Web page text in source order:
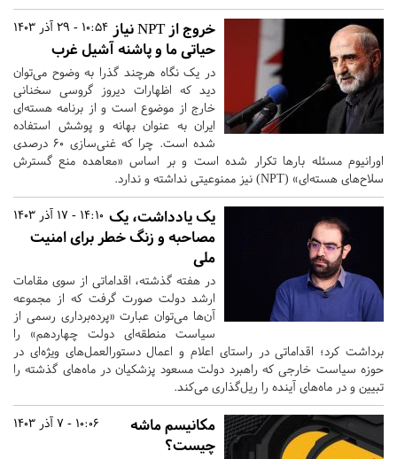
10:54 - 29 آذر 1403 خروج از NPT نیاز
حیاتی ما و پاشنه آشیل غرب
در یک نگاه هرچند گذرا به وضوح می‌توان
دید که اظهارات دیروز گروسی سخنانی
خارج از موضوع است و از برنامه هسته‌ای
ایران به عنوان بهانه و پوشش استفاده
شده است. چرا که غنی‌سازی ۶۰ درصدی
اورانیوم مسئله بارها تکرار شده است و بر اساس «‌معاهده منع گسترش
سلاح‌های هسته‌ای» (NPT‌) نیز ممنوعیتی نداشته و ندارد.
14:10 - 17 آذر 1403 یک یادداشت، یک
مصاحبه و زنگ خطر برای امنیت
ملی
در هفته گذشته، اقداماتی از سوی مقامات
ارشد دولت صورت گرفت که از مجموعه
آن‌ها می‌توان عبارت «پرده‌برداری رسمی از
سیاست منطقه‌ای دولت چهاردهم» را
برداشت کرد؛ اقداماتی در راستای اعلام و اعمال دستورالعمل‌های ویژه‌ای در
حوزه سیاست خارجی که راهبرد دولت مسعود پزشکیان در ماه‌های گذشته را
تبیین و در ماه‌های آینده را ریل‌گذاری می‌کند.
10:06 - 7 آذر 1403
مکانیسم ماشه
چیست؟